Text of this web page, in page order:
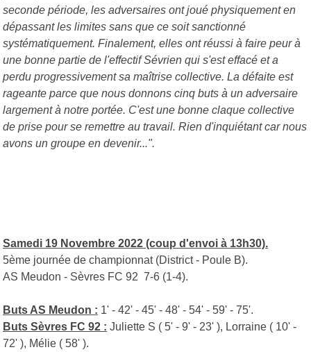
seconde période, les adversaires ont joué physiquement en
dépassant les limites sans que ce soit sanctionné
systématiquement. Finalement, elles ont réussi à faire peur à
une bonne partie de l'effectif Sévrien qui s'est effacé et a
perdu progressivement sa maîtrise collective. La défaite est
rageante parce que nous donnons cinq buts à un adversaire
largement à notre portée. C'est une bonne claque collective
de prise pour se remettre au travail. Rien d'inquiétant car nous
avons un groupe en devenir...".
Samedi 19 Novembre 2022 (coup d'envoi à 13h30).
5ème journée de championnat (District - Poule B).
AS Meudon - Sèvres FC 92 7-6 (1-4).
Buts AS Meudon : 1' - 42' - 45' - 48' - 54' - 59' - 75'.
Buts Sèvres FC 92 : Juliette S ( 5' - 9' - 23' ), Lorraine ( 10' -
72' ), Mélie ( 58' ).